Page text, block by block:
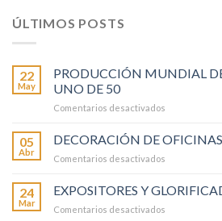
ÚLTIMOS POSTS
22
May
PRODUCCIÓN MUNDIAL
UNO DE 50
Comentarios desactivados
MUNDIAL
DE
UNO
05
Abr
DECORACIÓN DE OFICINAS
Comentarios desactivados
DE
OFICINAS
24
Mar
EXPOSITORES Y
Comentarios desactivados